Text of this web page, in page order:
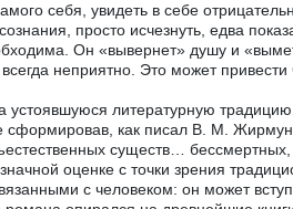
себя, увидеть в себе
просто исчезнуть, едва
Он «вывернет» душу и
неприятно. Это может
устоявшуюся литературную
сформировав, как писал В. М.
существ…
оценке с точки зрения
с человеком: он может